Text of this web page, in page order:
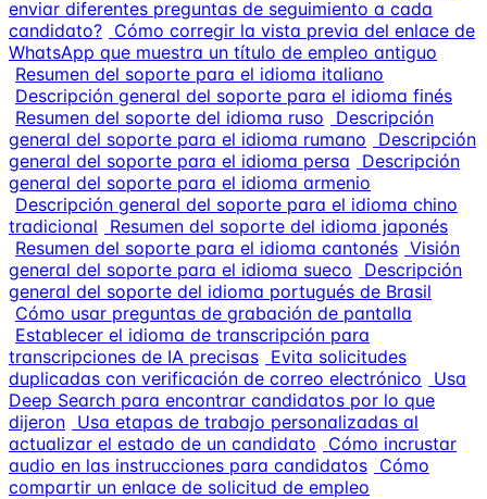
enviar diferentes preguntas de seguimiento a cada
candidato? Cómo corregir la vista previa del enlace de
WhatsApp que muestra un título de empleo antiguo
Resumen del soporte para el idioma italiano
Descripción general del soporte para el idioma finés
Resumen del soporte del idioma ruso
Descripción
general del soporte para el idioma rumano
Descripción
general del soporte para el idioma persa
Descripción
general del soporte para el idioma armenio
Descripción general del soporte para el idioma chino
tradicional
Resumen del soporte del idioma japonés
Resumen del soporte para el idioma cantonés Visión
general del soporte para el idioma sueco
Descripción
general del soporte del idioma portugués de Brasil
Cómo usar preguntas de grabación de pantalla
Establecer el idioma de transcripción para
transcripciones de IA precisas Evita solicitudes
duplicadas con verificación de correo electrónico
Usa
Deep Search para encontrar candidatos por lo que
dijeron Usa etapas de trabajo personalizadas al
actualizar el estado de un candidato
Cómo incrustar
audio en las instrucciones para candidatos Cómo
compartir un enlace de solicitud de empleo